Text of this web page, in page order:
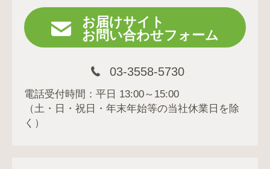
お届けサイト
お問い合わせフォーム
03-3558-5730
電話受付時間：平日 13:00～15:00
（土・日・祝日・年末年始等の当社休業日を除
く）